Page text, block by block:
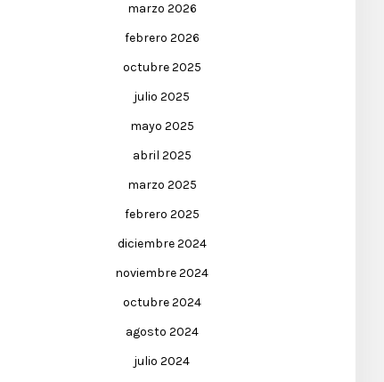
marzo 2026
febrero 2026
octubre 2025
julio 2025
mayo 2025
abril 2025
marzo 2025
febrero 2025
diciembre 2024
noviembre 2024
octubre 2024
agosto 2024
julio 2024